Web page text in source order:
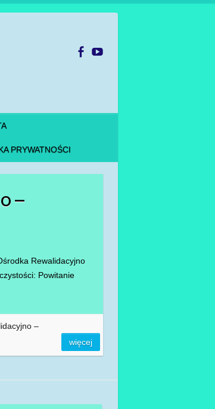
PRYWATNOŚCI
–
Rewalidacyjno
Powitanie
–
więcej